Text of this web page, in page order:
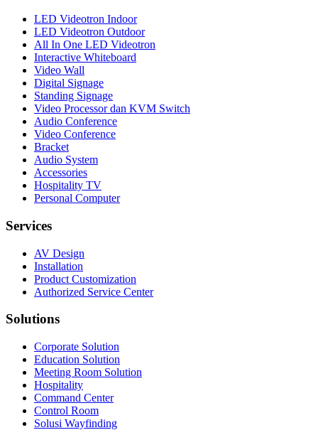
LED Videotron Indoor
LED Videotron Outdoor
All In One LED Videotron
Interactive Whiteboard
Video Wall
Digital Signage
Standing Signage
Video Processor dan KVM Switch
Audio Conference
Video Conference
Bracket
Audio System
Accessories
Hospitality TV
Personal Computer
Services
AV Design
Installation
Product Customization
Authorized Service Center
Solutions
Corporate Solution
Education Solution
Meeting Room Solution
Hospitality
Command Center
Control Room
Solusi Wayfinding